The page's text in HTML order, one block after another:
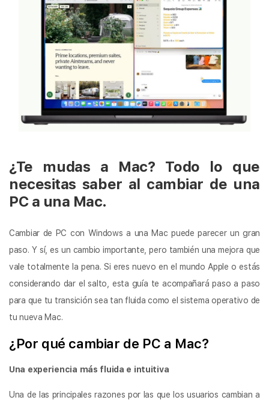
¿Te mudas a Mac? Todo lo que
necesitas saber al cambiar de una
PC a una Mac.
Cambiar de PC con Windows a una Mac puede parecer un gran
paso. Y sí, es un cambio importante, pero también una mejora que
vale totalmente la pena. Si eres nuevo en el mundo Apple o estás
considerando dar el salto, esta guía te acompañará paso a paso
para que tu transición sea tan fluida como el sistema operativo de
tu nueva Mac.
¿Por qué cambiar de PC a Mac?
Una experiencia más fluida e intuitiva
Una de las principales razones por las que los usuarios cambian a